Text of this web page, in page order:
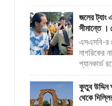
জলের ট্যাং
সীমান্তে ।
এসএসবি-র
নাগরিকের
প্যানকার্ড
কুতুব
থেকে